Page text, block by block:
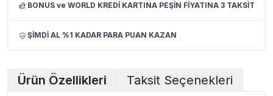
BONUS ve WORLD KREDİ KARTINA PEŞİN FİYATINA 3 TAKSİT
ŞİMDİ AL %1 KADAR PARA PUAN KAZAN
Ürün Özellikleri Taksit Seçenekleri